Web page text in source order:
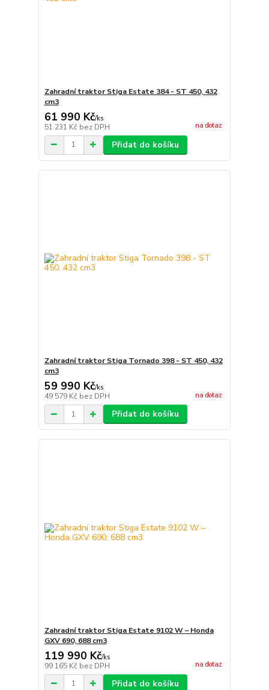
Zahradní traktor Stiga Estate 384 - ST 450, 432
cm3
61 990 Kč/ks
51 231 Kč bez DPH na dotaz
Přidat do košíku
Zahradní traktor Stiga Tornado 398 - ST 450, 432
cm3
59 990 Kč/ks
49 579 Kč bez DPH na dotaz
Přidat do košíku
Zahradní traktor Stiga Estate 9102 W – Honda
GXV 690, 688 cm3
119 990 Kč/ks
99 165 Kč bez DPH na dotaz
Přidat do košíku